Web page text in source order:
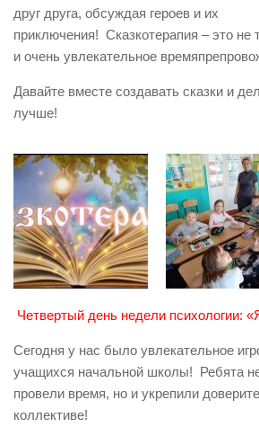
друг друга, обсуждая героев и их
приключения! Сказкотерапия – это не
и очень увлекательное
Давайте вместе создавать сказки и
лучше!
Четвертый день недели психологии:
Сегодня у нас было увлекательное
учащихся начальной школы! Ребята
провели время, но и укрепили
коллективе!